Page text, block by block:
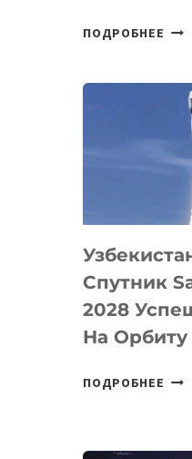
ПОДРОБНЕЕ
ДЛЯ
Спутник
2028
На Орбиту
ПОДРОБНЕЕ